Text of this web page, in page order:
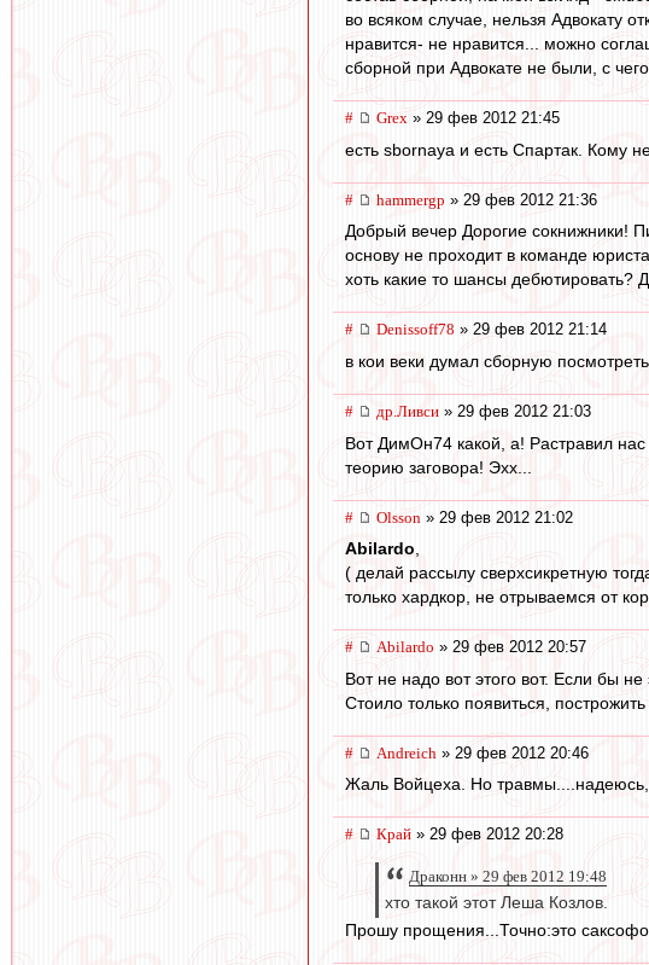
во всяком случае, нельзя Адвокату
нравится- не нравится... можно
сборной при Адвокате не были, с
# Grex » 29 фев 2012 21:45
есть sbornaya и есть Спартак. Кому
# hammergp » 29 фев 2012 21:36
Добрый вечер Дорогие сокнижники!
основу не проходит в команде
хоть какие то шансы дебютировать?
# Denissoff78 » 29 фев 2012 21:14
в кои веки думал сборную
# др.Ливси » 29 фев 2012 21:03
Вот ДимОн74 какой, а! Растравил
теорию заговора! Эхх...
# Olsson » 29 фев 2012 21:02
Abilardo,
( делай рассылу сверхсикретную
только хардкор, не отрываемся от
# Abilardo » 29 фев 2012 20:57
Вот не надо вот этого вот. Если бы
Стоило только появиться, построжить
# Andreich » 29 фев 2012 20:46
Жаль Войцеха. Но травмы....надеюсь,
# Край » 29 фев 2012 20:28
Драконн » 29 фев 2012 19:48
хто такой этот Леша Козлов.
Прошу прощения...Точно:это